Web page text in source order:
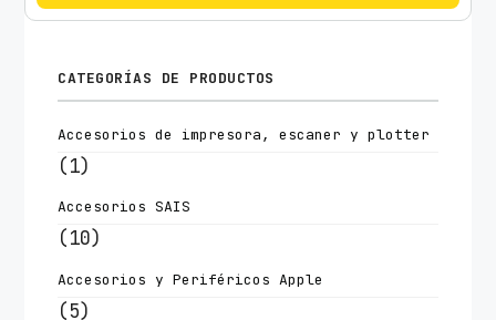
CATEGORÍAS DE PRODUCTOS
Accesorios de impresora, escaner y plotter
(1)
Accesorios SAIS
(10)
Accesorios y Periféricos Apple
(5)